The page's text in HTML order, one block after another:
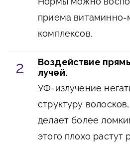
приема витаминно-
комплексов.
Воздействие
лучей.
УФ-излучение
структуру
делает более
этого плохо растут